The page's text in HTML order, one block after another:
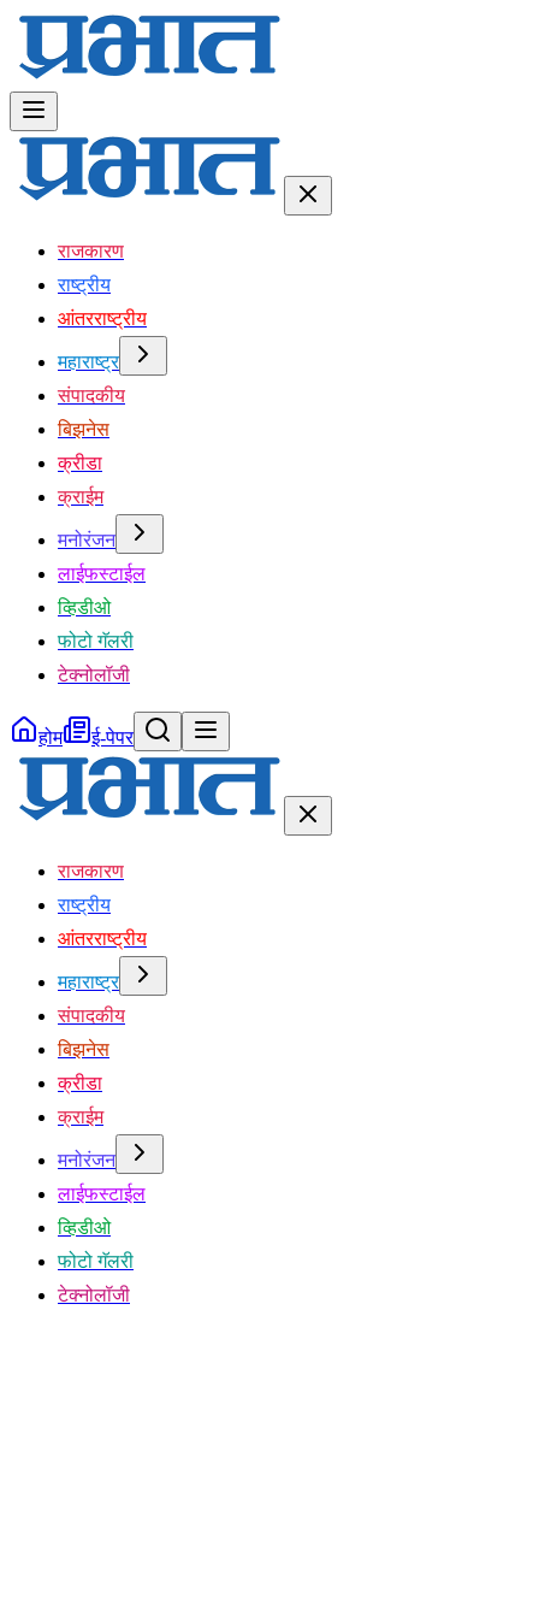
राजकारण
राष्ट्रीय
आंतरराष्ट्रीय
महाराष्ट्र
संपादकीय
बिझनेस
क्रीडा
क्राईम
मनोरंजन
लाईफस्टाईल
व्हिडीओ
फोटो गॅलरी
टेक्नोलॉजी
होम ई-पेपर
राजकारण
राष्ट्रीय
आंतरराष्ट्रीय
महाराष्ट्र
संपादकीय
बिझनेस
क्रीडा
क्राईम
मनोरंजन
लाईफस्टाईल
व्हिडीओ
फोटो गॅलरी
टेक्नोलॉजी